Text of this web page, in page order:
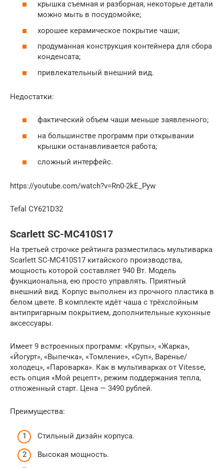
крышка съемная и разборная, некоторые детали
можно мыть в посудомойке;
хорошее керамическое покрытие чаши;
продуманная конструкция контейнера для сбора
конденсата;
привлекательный внешний вид.
Недостатки:
фактический объем чаши меньше заявленного;
на большинстве программ при открывании
крышки останавливается работа;
сложный интерфейс.
https://youtube.com/watch?v=Rn0-2kE_Pyw
Tefal CY621D32
Scarlett SC-MC410S17
На третьей строчке рейтинга разместилась мультиварка
Scarlett SC-MC410S17 китайского производства,
мощность которой составляет 940 Вт. Модель
функциональна, ею просто управлять. Приятный
внешний вид. Корпус выполнен из прочного пластика в
белом цвете. В комплекте идёт чаша с трёхслойным
антипригарным покрытием, дополнительные кухонные
аксессуары.
Имеет 9 встроенных программ: «Крупы», «Жарка»,
«Йогурт», «Выпечка», «Томление», «Суп», Варенье/
холодец», «Пароварка». Как в мультиварках от Vitesse,
есть опция «Мой рецепт», режим поддержания тепла,
отложенный старт. Цена — 3490 рублей.
Преимущества:
Стильный дизайн корпуса.
Высокая мощность.